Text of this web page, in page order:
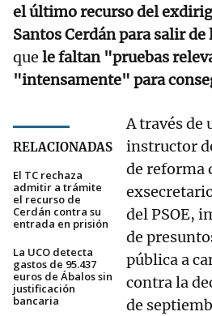
el último recurso del
Santos Cerdán para salir de
que le faltan "pruebas
"intensamente" para
RELACIONADAS
El TC rechaza
admitir a trámite
el recurso de
Cerdán contra su
entrada en prisión
La UCO detecta
gastos de 95.437
euros de Ábalos sin
justificación
bancaria
A través de
instructor
de reforma
del PSOE,
de
pública a
contra la
de